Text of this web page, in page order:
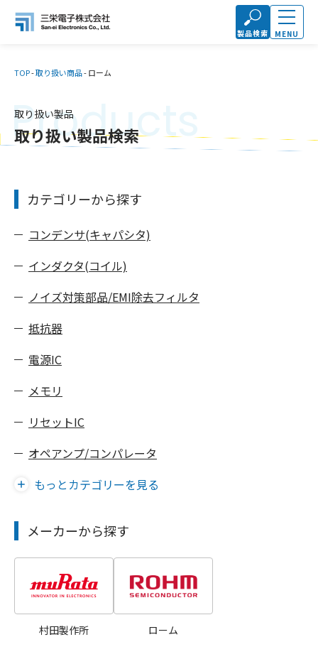
製品検索 MENU
TOP-取り扱い商品-ローム
取り扱い製品
Products
取り扱い製品検索
カテゴリーから探す
コンデンサ(キャパシタ)
インダクタ(コイル)
ノイズ対策部品/EMI除去フィルタ
抵抗器
電源IC
メモリ
リセットIC
オペアンプ/コンパレータ
もっとカテゴリーを見る
メーカーから探す
村田製作所 ローム